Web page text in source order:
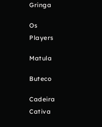
Gringa
Os
Players
Matula
Buteco
Cadeira
Cativa